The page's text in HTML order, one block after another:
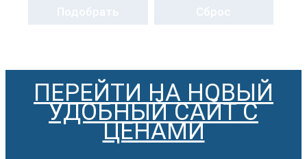
ПЕРЕЙТИ НА НОВЫЙ
УДОБНЫЙ САЙТ С
ЦЕНАМИ